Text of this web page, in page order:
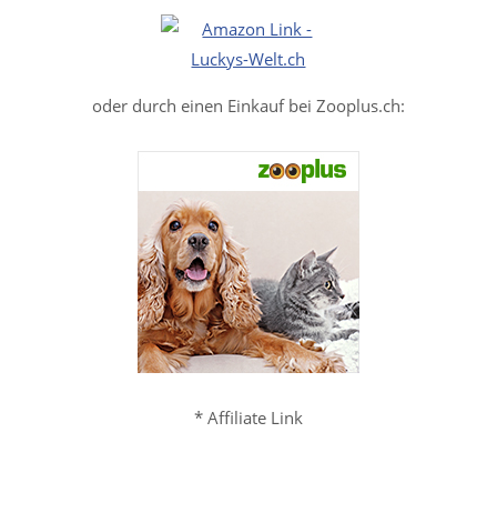
oder durch einen Einkauf bei Zooplus.ch:
* Affiliate Link